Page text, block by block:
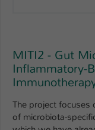
MITI2 - Gut
Inflammatory-
The project focuses
of microbiota-
Anbieter